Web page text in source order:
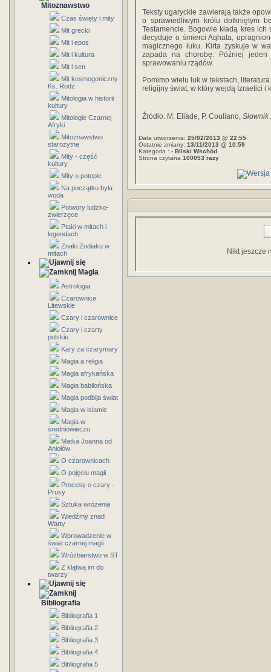
Mitoznawstwo
Czas święty i mity
Mit grecki
Mit i epos
Mit i kultura
Mit i sen
Mit kosmogoniczny
Ks. Rodz.
Mitologia w historii
kultury
Mitologie Czarnej
Afryki
Mitoznawstwo
starożytne
Mity - część
kultury
Mity o potopie
Na początku była
woda
Potwory ludzko-
zwierzęce
Ptaki w mitach i
legendach
Znaki Zodiaku w
mitach
Magia
Astrologia
Czarownice
Litewskie
Czary i czarownice
Czary i czarty
polskie
Kary za czarymary
Magia a religia
Magia afrykańska
Magia babilońska
Magia podbija świat
Magia w islamie
Magia w
średniowieczu
Matka Joanna od
Aniołów
O czarownicach
O pojęciu magii
Procesy o czary -
Prusy
Sztuka wróżenia
Wiedźmy znad
Warty
Wprowadzenie w
świat czarnej magii
Wróżbiarstwo w ST
Z klątwą im do
twarzy
Bibliografia
Bibliografia 1
Bibliografia 2
Bibliografia 3
Bibliografia 4
Bibliografia 5
Teksty ugaryckie zawierają także
o sprawiedliwym królu dotkniętym
Testamencie. Bogowie kładą kres
decyduje o śmierci Aqhata,
magicznego łuku. Kirta zyskuje w
zapada na chorobę. Później
sprawowaniu rządów.
Pomimo wielu luk w tekstach,
religijny świat, w który wejdą Izraelici i
Źródło: M. Eliade, P. Couliano,
Data utworzenia: 25/02/2013 @ 22:55
Ostatnie zmiany: 13/11/2013 @ 10:59
Kategoria : - Bliski Wschód
Strona czytana 100053 razy
Nikt jeszcze